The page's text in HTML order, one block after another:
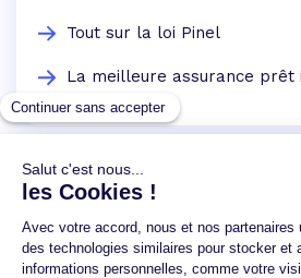
Tout sur la loi Pinel
La meilleure assurance prêt
Un crédit vous engage et
Vérifiez vos capacités de
vous engager.